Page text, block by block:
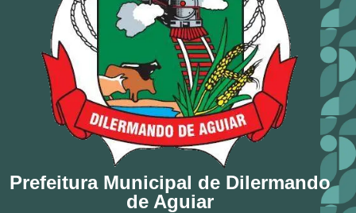
Prefeitura Municipal de Dilermando
de Aguiar